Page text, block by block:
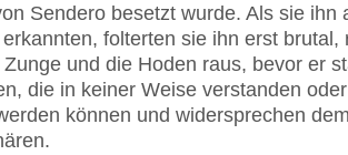
Sendero besetzt wurde. Als sie ihn
folterten sie ihn erst brutal,
und die Hoden raus, bevor er
die in keiner Weise verstanden oder
können und widersprechen